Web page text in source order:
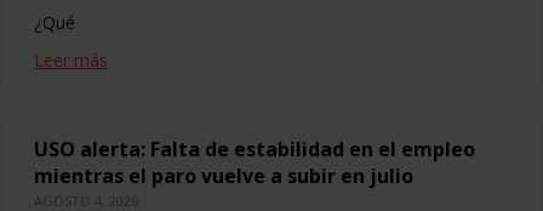
¿Qué
Leer más
USO alerta: Falta de estabilidad en el empleo
mientras el paro vuelve a subir en julio
AGOSTO 4, 2026